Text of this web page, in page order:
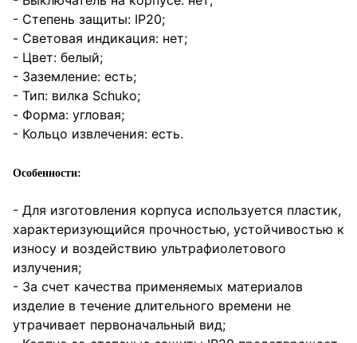
- Степень защиты: IP20;
- Световая индикация: нет;
- Цвет: белый;
- Заземление: есть;
- Тип: вилка Schuko;
- Форма: угловая;
- Кольцо извлечения: есть.
Особенности:
- Для изготовления корпуса используется пластик,
характеризующийся прочностью, устойчивостью к
износу и воздействию ультрафиолетового
излучения;
- За счет качества применяемых материалов
изделие в течение длительного времени не
утрачивает первоначальный вид;